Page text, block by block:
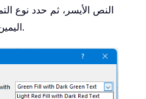
النص الأيسر، ثم حدد نوع
.